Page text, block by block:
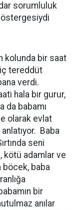
sorumluluk
kolunda bir saat
tereddüt
verdi.
hala bir gurur,
da babamı
olarak evlat
Baba
seni
kötü adamlar ve
böcek, baba
bir
anılar